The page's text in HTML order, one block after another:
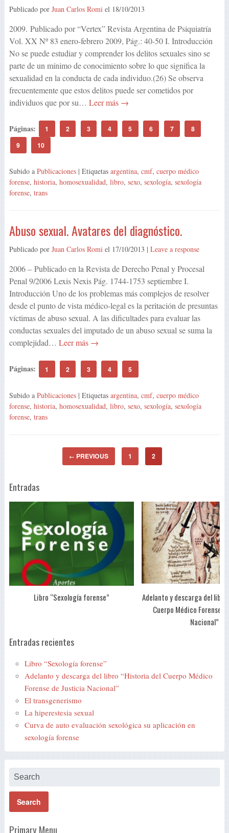
Publicado por Juan Carlos Romi el 18/10/2013
2009. Publicado por “Vertex” Revista Argentina de Psiquiatría
Vol. XX Nº 83 enero-febrero 2009, Pág.: 40-50 I. Introducción
No se puede estudiar y comprender los delitos sexuales sino se
parte de un mínimo de conocimiento sobre lo que significa la
sexualidad en la conducta de cada individuo.(26) Se observa
frecuentemente que estos delitos puede ser cometidos por
individuos que por su… Leer más →
Páginas: 1 2 3 4 5 6 7
8
9
10
Subido a Publicaciones | Etiquetas argentina, cmf, cuerpo médico
forense, historia, homosexualidad, libro, sexo, sexología, sexología
forense, trans
Abuso sexual. Avatares del diagnóstico.
Publicado por Juan Carlos Romiel 17/10/2013 | Leave a response
2006 – Publicado en la Revista de Derecho Penal y Procesal
Penal 9/2006 Lexis Nexis Pág. 1744-1753 septiembre I.
Introducción Uno de los problemas más complejos de resolver
desde el punto de vista médico-legal es la peritación de presuntas
víctimas de abuso sexual. A las dificultades para evaluar las
conductas sexuales del imputado de un abuso sexual se suma la
complejidad… Leer más →
Páginas: 1 2 3 4 5
Subido a Publicaciones | Etiquetas argentina, cmf, cuerpo médico
forense, historia, homosexualidad, libro, sexo, sexología, sexología
forense, trans
← PREVIOUS 1 2
Entradas
Libro “Sexología forense”
Adelanto y descarga del
Cuerpo Médico Forense
Nacional”
Entradas recientes
Libro “Sexología forense”
Adelanto y descarga del libro “Historia del Cuerpo Médico
Forense de Justicia Nacional”
El transgenerismo
La hiperestesia sexual
Curva de auto evaluación sexológica su aplicación en
sexología forense
Primary Menu